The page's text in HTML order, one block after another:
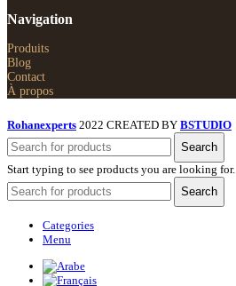
Navigation
Produits
Blog
Contact
À propos
Rohanexperts 2022 CREATED BY BSTUDIO
Search
Start typing to see products you are looking for.
Search
Categories
Menu